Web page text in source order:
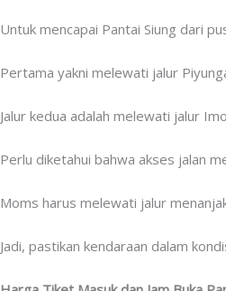
Untuk mencapai Pantai Siung dari
Pertama yakni melewati jalur
Jalur kedua adalah melewati jalur
Perlu diketahui bahwa akses jalan
Moms harus melewati jalur
Jadi, pastikan kendaraan dalam